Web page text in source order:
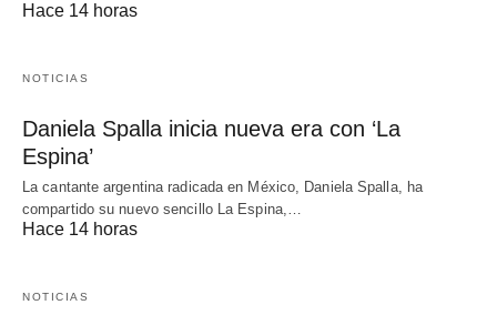
Hace 14 horas
NOTICIAS
Daniela Spalla inicia nueva era con ‘La
Espina’
La cantante argentina radicada en México, Daniela Spalla, ha
compartido su nuevo sencillo La Espina,…
Hace 14 horas
NOTICIAS